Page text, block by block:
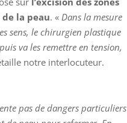
la peau. « Dans la mesure
sens, le chirurgien plastique
va les remettre en tension,
notre interlocuteur.
pas de dangers particuliers